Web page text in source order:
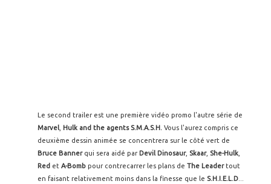
Le second trailer est une première vidéo promo l'autre série de
Marvel Hulk and the agents S.M.A.S.H. Vous l'aurez compris ce
deuxième dessin animée se concentrera sur le côté vert de
Bruce Bannerqui sera aidé par Devil Dinosaur, Skaar, She-Hulk
Red et A-Bomb pour contrecarrer les plans de The Leadertout
en faisant relativement moins dans la finesse que le S.H.I.E.L.D